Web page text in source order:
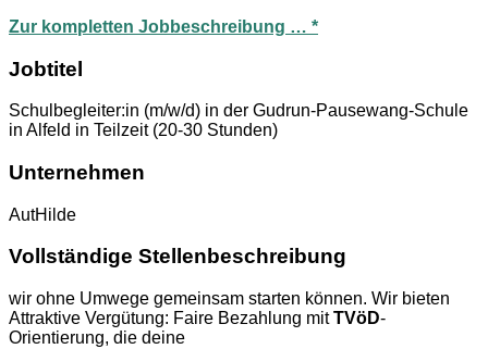
Zur kompletten Jobbeschreibung … *
Jobtitel
Schulbegleiter:in (m/w/d) in der Gudrun-Pausewang-Schule
in Alfeld in Teilzeit (20-30 Stunden)
Unternehmen
AutHilde
Vollständige Stellenbeschreibung
wir ohne Umwege gemeinsam starten können. Wir bieten
Attraktive Vergütung: Faire Bezahlung mitTVöD-
Orientierung, die deine